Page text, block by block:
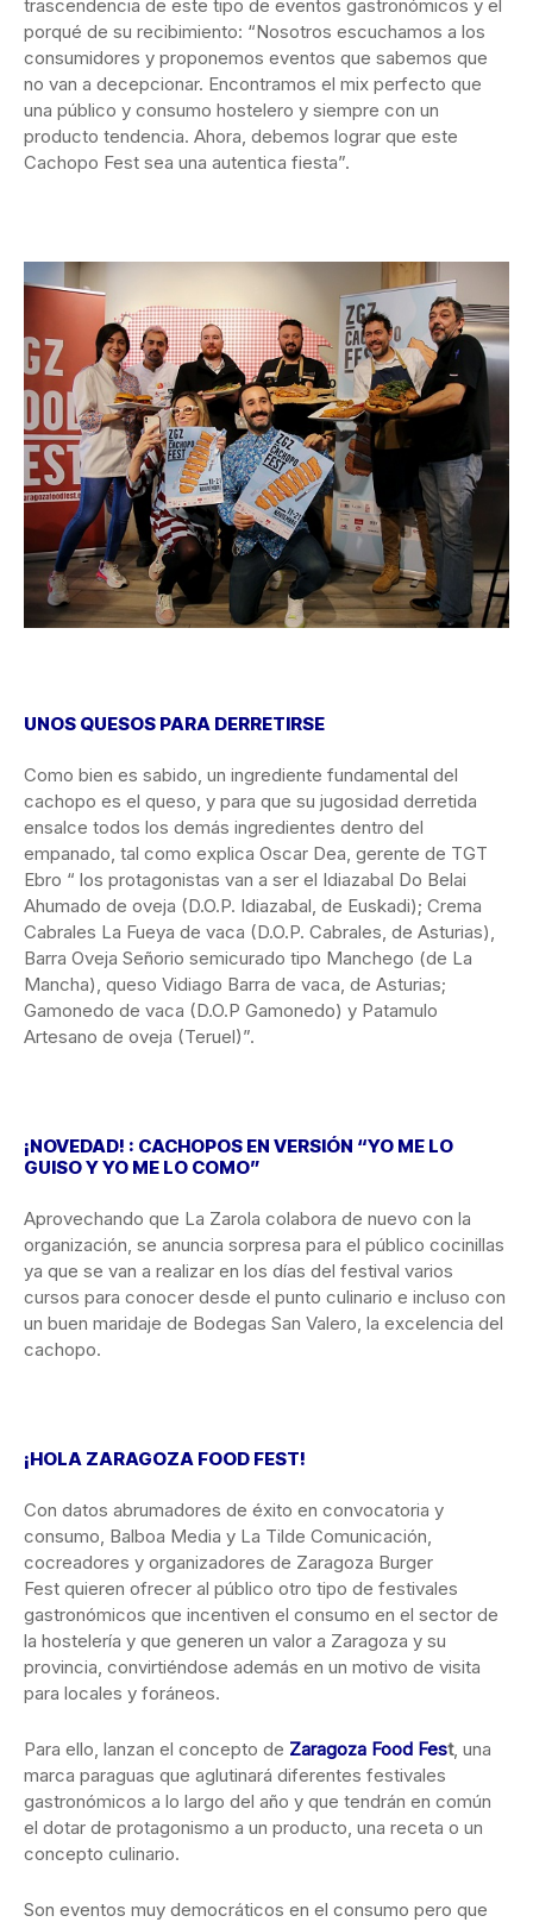
trascendencia de este tipo de eventos gastronómicos y el
porqué de su recibimiento: “Nosotros escuchamos a los
consumidores y proponemos eventos que sabemos que
no van a decepcionar. Encontramos el mix perfecto que
una público y consumo hostelero y siempre con un
producto tendencia. Ahora, debemos lograr que este
Cachopo Fest sea una autentica fiesta”.
UNOS QUESOS PARA DERRETIRSE
Como bien es sabido, un ingrediente fundamental del
cachopo es el queso, y para que su jugosidad derretida
ensalce todos los demás ingredientes dentro del
empanado, tal como explica Oscar Dea, gerente de TGT
Ebro “ los protagonistas van a ser el Idiazabal Do Belai
Ahumado de oveja (D.O.P. Idiazabal, de Euskadi); Crema
Cabrales La Fueya de vaca (D.O.P. Cabrales, de Asturias),
Barra Oveja Señorio semicurado tipo Manchego (de La
Mancha), queso Vidiago Barra de vaca, de Asturias;
Gamonedo de vaca (D.O.P Gamonedo) y Patamulo
Artesano de oveja (Teruel)”.
¡NOVEDAD! : CACHOPOS EN VERSIÓN “YO ME LO
GUISO Y YO ME LO COMO”
Aprovechando que La Zarola colabora de nuevo con la
organización, se anuncia sorpresa para el público cocinillas
ya que se van a realizar en los días del festival varios
cursos para conocer desde el punto culinario e incluso con
un buen maridaje de Bodegas San Valero, la excelencia del
cachopo.
¡HOLA ZARAGOZA FOOD FEST!
Con datos abrumadores de éxito en convocatoria y
consumo, Balboa Media y La Tilde Comunicación,
cocreadores y organizadores de Zaragoza Burger
Fest quieren ofrecer al público otro tipo de festivales
gastronómicos que incentiven el consumo en el sector de
la hostelería y que generen un valor a Zaragoza y su
provincia, convirtiéndose además en un motivo de visita
para locales y foráneos.
Para ello, lanzan el concepto de Zaragoza Food Fest, una
marca paraguas que aglutinará diferentes festivales
gastronómicos a lo largo del año y que tendrán en común
el dotar de protagonismo a un producto, una receta o un
concepto culinario.
Son eventos muy democráticos en el consumo pero que